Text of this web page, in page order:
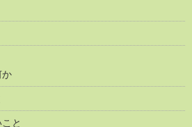
か
と